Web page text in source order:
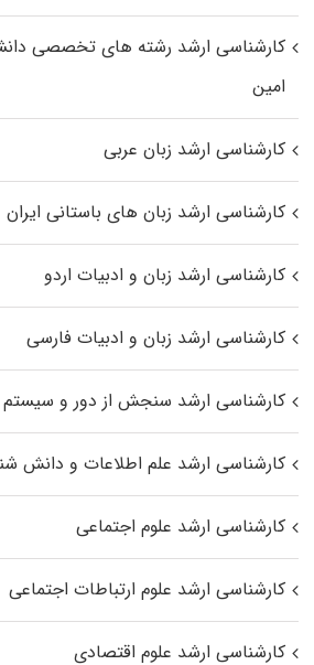
کارشناسی ارشد رﺷﺘﻪ ﻫﺎی تخصصی
اﻣﻴﻦ
کارشناسی ارشد زبان عربی
کارشناسی ارشد زبان‌ های باستانی ایران
کارشناسی ارشد زبان و ادبیات اردو
کارشناسی ارشد زبان و ادبیات فارسی
کارشناسی ارشد سنجش از دور و سیستم
کارشناسی ارشد علم اطلاعات و دانش
کارشناسی ارشد علوم اجتماعی
کارشناسی ارشد علوم ارتباطات اجتماعی
کارشناسی ارشد علوم اقتصادی